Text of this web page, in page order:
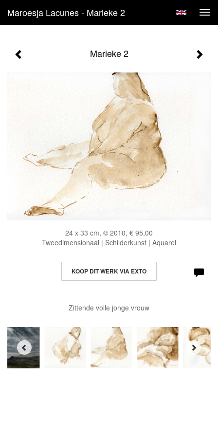
Maroesja Lacunes - Marieke 2
Marieke 2
24 x 33 cm, © 2010, € 95,00
Tweedimensionaal | Schilderkunst | Aquarel
KOOP DIT WERK VIA EXTO
Zittende volle jonge vrouw